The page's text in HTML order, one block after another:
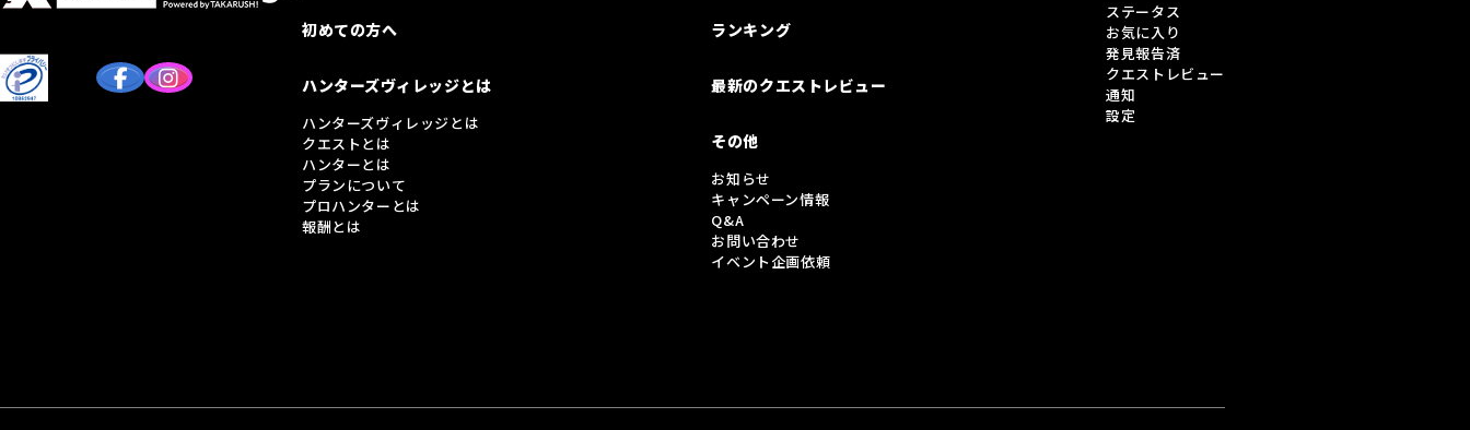
初めての方へ
ハンターズヴィレッジとは
ハンターズヴィレッジとは
クエストとは
ハンターとは
プランについて
プロハンターとは
報酬とは
ランキング
最新のクエストレビュー
その他
お知らせ
キャンペーン情報
Q&A
お問い合わせ
イベント企画依頼
ステータス
お気に入り
発見報告済
クエストレビュー
通知
設定